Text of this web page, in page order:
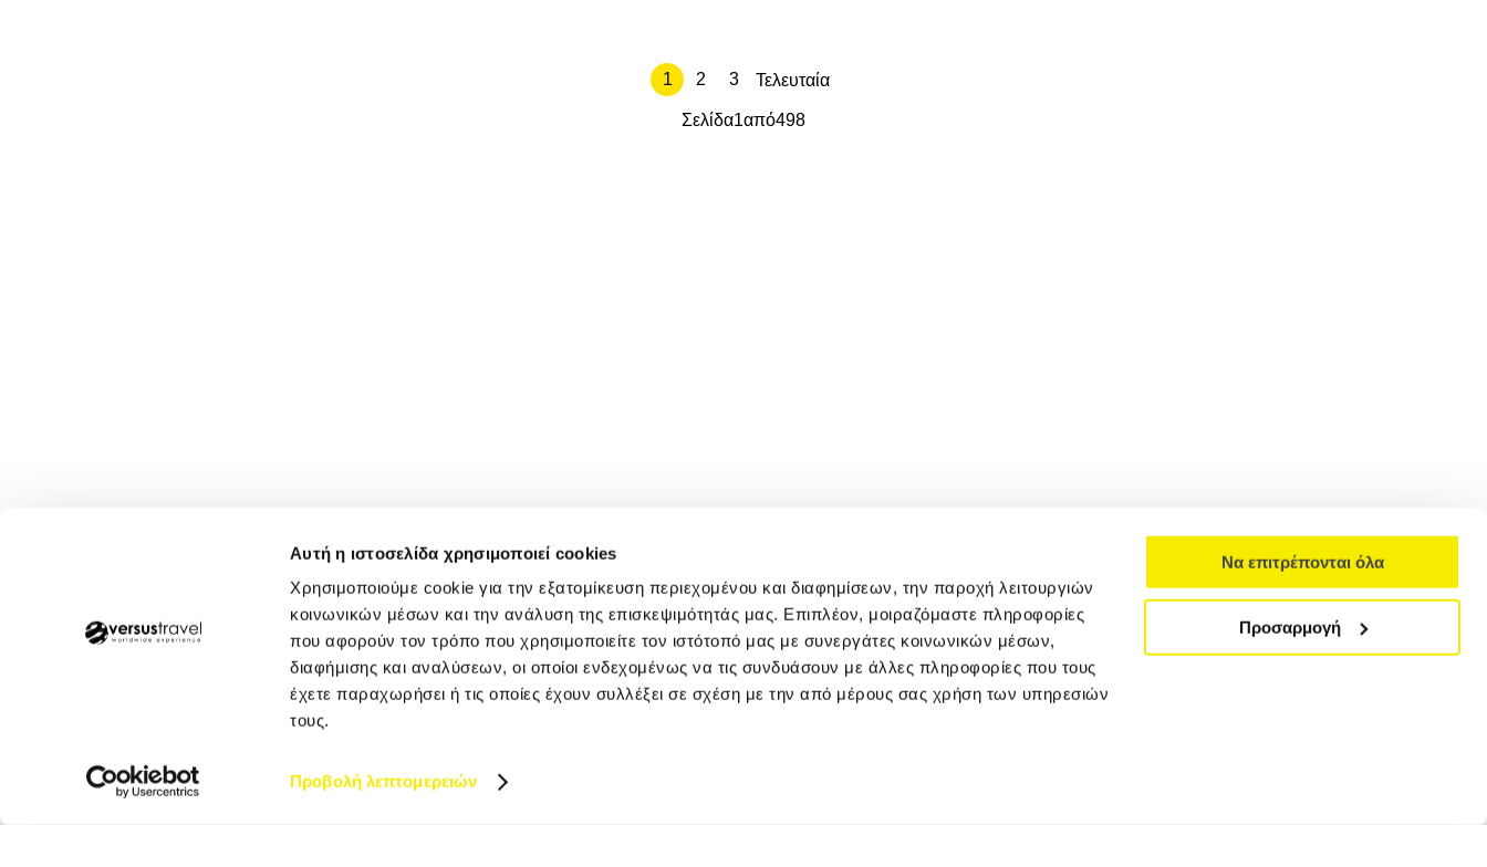
Αυτή η ιστοσελίδα χρησιμοποιεί cookies
Χρησιμοποιούμε cookie για την εξατομίκευση περιεχομένου και διαφημίσεων, την παροχή λειτουργιών
κοινωνικών μέσων και την ανάλυση της επισκεψιμότητάς μας. Επιπλέον, μοιραζόμαστε πληροφορίες
που αφορούν τον τρόπο που χρησιμοποιείτε τον ιστότοπό μας με συνεργάτες κοινωνικών μέσων,
διαφήμισης και αναλύσεων, οι οποίοι ενδεχομένως να τις συνδυάσουν με άλλες πληροφορίες που τους
έχετε παραχωρήσει ή τις οποίες έχουν συλλέξει σε σχέση με την από μέρους σας χρήση των υπηρεσιών
τους.
Προβολή λεπτομερειών
Να επιτρέπονται όλα
Προσαρμογή
1 2 3 Τελευταία
Σελίδα1από498